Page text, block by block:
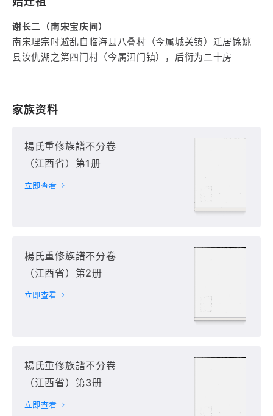
谢长二（南宋宝庆间）
南宋理宗时避乱自临海县八叠村（今属城关镇）迁居馀姚
县汝仇湖之第四门村（今属泗门镇），后衍为二十房
家族资料
楊氏重修族譜不分卷
（江西省）第1册
立即查看
楊氏重修族譜不分卷
（江西省）第2册
立即查看
楊氏重修族譜不分卷
（江西省）第3册
立即查看